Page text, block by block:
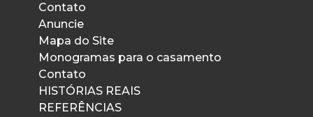
Contato
Anuncie
Mapa do Site
Monogramas para o casamento
Contato
HISTÓRIAS REAIS
REFERÊNCIAS